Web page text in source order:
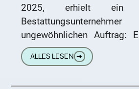
2025, erhielt ein
ungewöhnlichen Auftrag:
solle an einer
Rastatt abgeholt werden.
ALLES LESEN ➔